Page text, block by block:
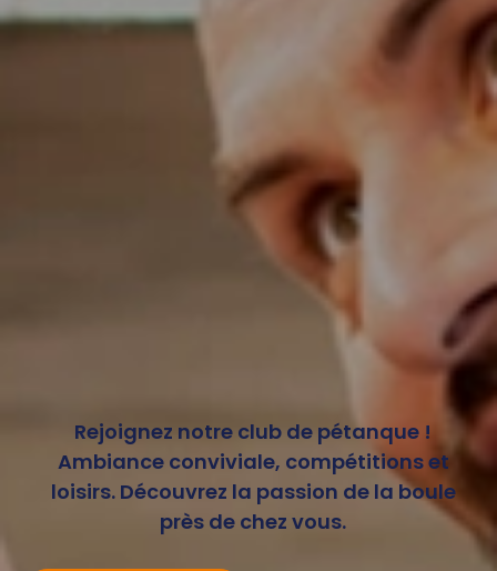
Rejoignez notre club de pétanque !
Ambiance conviviale, compétitions et
loisirs. Découvrez la passion de la boule
près de chez vous.